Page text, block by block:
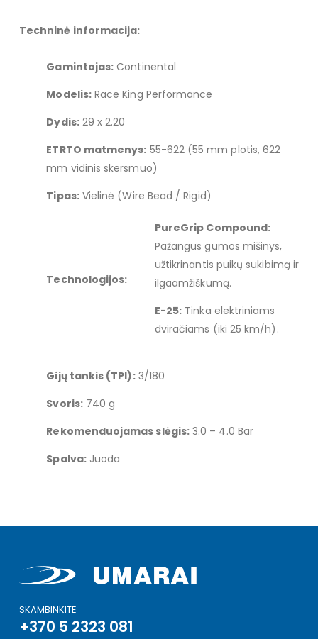
Techninė informacija:
Gamintojas: Continental
Modelis:Race King Performance
Dydis:29 x 2.20
ETRTO matmenys: 55-622 (55 mm plotis, 622
mm vidinis skersmuo)
Tipas:Vielinė (Wire Bead / Rigid)
Technologijos:
PureGrip Compound:
Pažangus gumos mišinys,
užtikrinantis puikų sukibimą ir
ilgaamžiškumą.
E-25: Tinka elektriniams
dviračiams (iki 25 km/h).
Gijų tankis (TPI):3/180
Svoris:740 g
Rekomenduojamas slėgis: 3.0 – 4.0 Bar
Spalva:Juoda
SKAMBINKITE
+370 5 2323 081